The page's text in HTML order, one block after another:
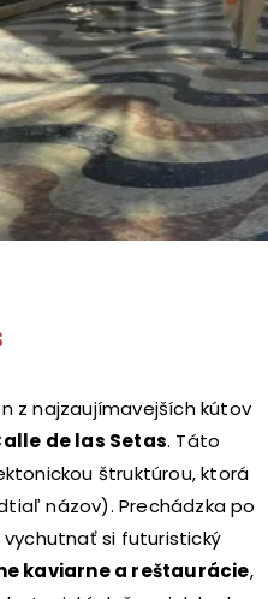
z najzaujímavejších kútov
de las Setas. Táto
štruktúrou, ktorá
názov). Prechádzka po
vychutnať si futuristický
kaviarne a reštaurácie,